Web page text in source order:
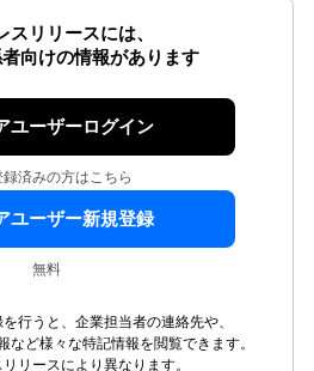
スリリースには、
向けの情報があります
ユーザーログイン
録済みの方はこちら
ユーザー新規登録
無料
行うと、企業担当者の連絡先や、
など様々な特記情報を閲覧できます。
リースにより異なります。